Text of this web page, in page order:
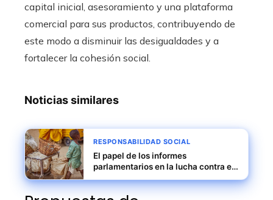
capital inicial, asesoramiento y una plataforma
comercial para sus productos, contribuyendo de
este modo a disminuir las desigualdades y a
fortalecer la cohesión social.
Noticias similares
RESPONSABILIDAD SOCIAL
El papel de los informes
parlamentarios en la lucha contra el
trabajo infantil